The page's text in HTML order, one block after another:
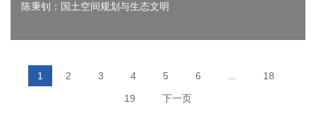
陈秉钊：国土空间规划与生态文明
1 2 3 4 5 6 ...
18
19
下一页